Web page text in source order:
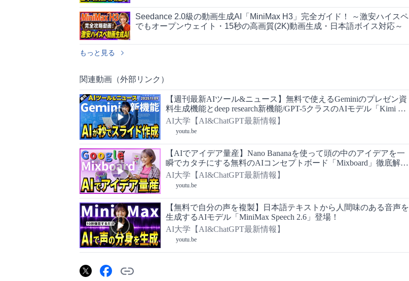
Seedance 2.0級の動画生成AI「MiniMax H3」完全ガイド！ ～激安ハイスペ
でもオープンウェイト・15秒の高画質(2K)動画生成・日本語ボイス対応～
もっと見る
関連動画（外部リンク）
【週刊最新AIツール&ニュース】無料で使えるGeminiのプレゼン資
料生成機能とdeep research新機能/GPT-5クラスのAIモデル「Kimi K2
Thinking」
AI大学【AI&ChatGPT最新情報】
youtu.be
【AIでアイデア量産】Nano Bananaを使って頭の中のアイデアを一
瞬でカタチにする無料のAIコンセプトボード「Mixboard」徹底解
説！
AI大学【AI&ChatGPT最新情報】
youtu.be
【無料で自分の声を複製】日本語テキストから人間味のある音声を
生成するAIモデル「MiniMax Speech 2.6」登場！
AI大学【AI&ChatGPT最新情報】
youtu.be